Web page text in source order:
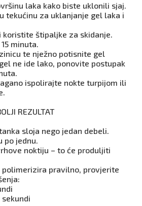
laka kako biste uklonili sjaj.
tekućinu za uklanjanje gel laka i
štipaljke za skidanje.
minuta.
te nježno potisnite gel
ne ide lako, ponovite postupak
ispolirajte nokte turpijom ili
REZULTAT
sloja nego jedan debeli.
po jednu.
noktiju – to će produljiti
polimerizira pravilno, provjerite
sekundi